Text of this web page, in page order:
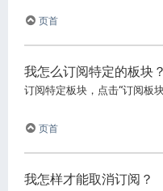
页首
我怎么订阅特定的板块？
订阅特定板块，点击“订阅板
页首
我怎样才能取消订阅？